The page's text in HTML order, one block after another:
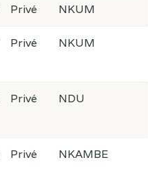
Privé NKUM
Privé NKUM
Privé NDU
Privé NKAMBE